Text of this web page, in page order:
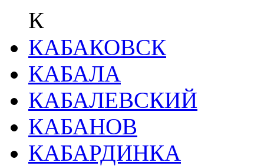
К
КАБАКОВСК
КАБАЛА
КАБАЛЕВСКИЙ
КАБАНОВ
КАБАРДИНКА